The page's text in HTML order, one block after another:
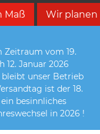
Maß Wir planen
vom 19.
12. Januar 2026
unser Betrieb
ist der 18.
besinnliches
in 2026 !